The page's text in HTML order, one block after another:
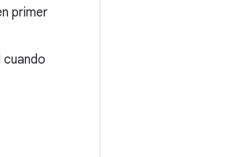
primer
cuando